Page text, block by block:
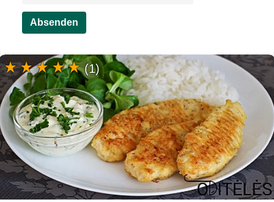
Absenden
(1)